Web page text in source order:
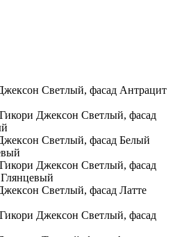
Джексон Светлый, фасад
Джексон Светлый, фасад
Джексон Светлый, фасад